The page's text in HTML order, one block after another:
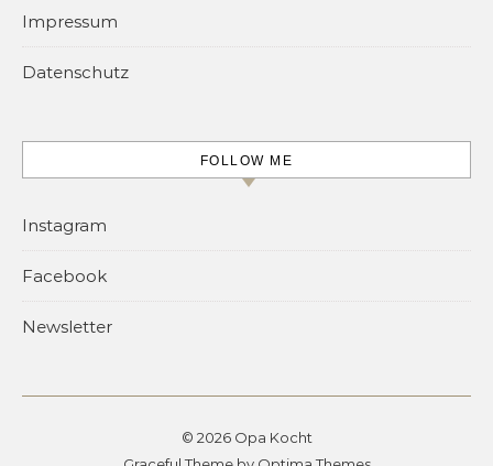
Impressum
Datenschutz
FOLLOW ME
Instagram
Facebook
Newsletter
© 2026 Opa Kocht